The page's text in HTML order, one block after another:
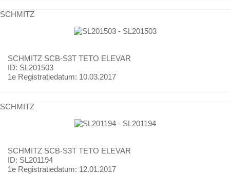
SCHMITZ
SCHMITZ SCB-S3T TETO ELEVAR
ID: SL201503
1e Registratiedatum: 10.03.2017
SCHMITZ
SCHMITZ SCB-S3T TETO ELEVAR
ID: SL201194
1e Registratiedatum: 12.01.2017